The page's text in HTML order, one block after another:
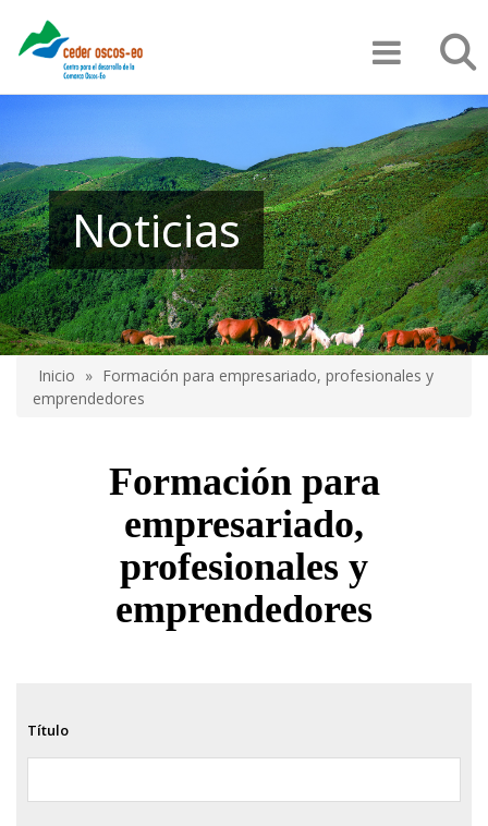
contenido
Noticias
Sobrescribir
ayuda
navegación
Inicio
Formación para empresariado, profesionales y
emprendedores
Formación para
empresariado,
profesionales y
emprendedores
Título